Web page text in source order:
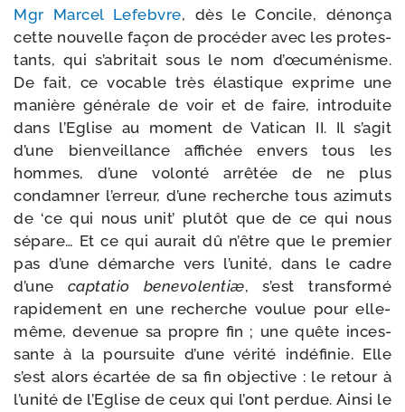
Mgr Marcel Lefebvre, dès le Concile, dénon­ça
cette nou­velle façon de pro­cé­der avec les pro­tes­
tants, qui s’abritait sous le nom d’œcuménisme.
De fait, ce vocable très élas­tique exprime une
manière géné­rale de voir et de faire, intro­duite
dans l’Eglise au moment de Vatican II. Il s’agit
d’une bien­veillance affi­chée envers tous les
hommes, d’une volon­té arrê­tée de ne plus
condam­ner l’erreur, d’une recherche tous azi­muts
de ‘ce qui nous unit’ plu­tôt que de ce qui nous
sépare… Et ce qui aurait dû n’être que le pre­mier
pas d’une démarche vers l’unité, dans le cadre
d’une cap­ta­tio bene­vo­len­tiæ, s’est trans­for­mé
rapi­de­ment en une recherche vou­lue pour elle-​
même, deve­nue sa propre fin ; une quête inces­
sante à la pour­suite d’une véri­té indé­fi­nie. Elle
s’est alors écar­tée de sa fin objec­tive : le retour à
l’unité de l’Eglise de ceux qui l’ont per­due. Ainsi le